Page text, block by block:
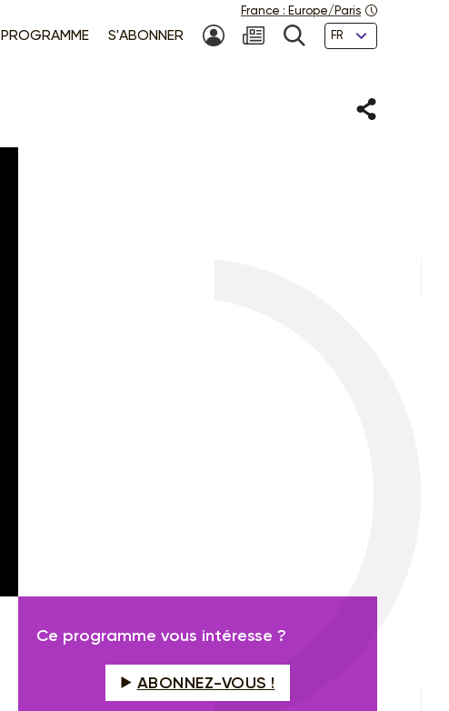
PROGRAMME S'ABONNER MON COMPTE
NEWSLETTER
RECHERCHE
Langues
France : Europe/Paris
Partager
Ce programme vous intéresse ?
ABONNEZ-VOUS !